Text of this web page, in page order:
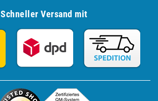
Schneller Versand mit